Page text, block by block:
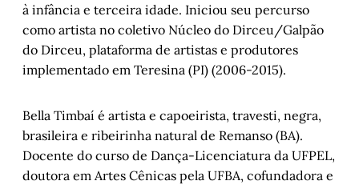
à infância e terceira idade. Iniciou seu percurso
como artista no coletivo Núcleo do Dirceu/Galpão
do Dirceu, plataforma de artistas e produtores
implementado em Teresina (PI) (2006-2015).
Bella Timbaí é artista e capoeirista, travesti, negra,
brasileira e ribeirinha natural de Remanso (BA).
Docente do curso de Dança-Licenciatura da UFPEL,
doutora em Artes Cênicas pela UFBA, cofundadora e